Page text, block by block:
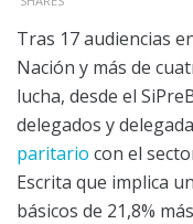
Tras 17 audiencias
Nación y más de
lucha, desde el
delegados y
paritario con el
Escrita que implica
básicos de 21,8%